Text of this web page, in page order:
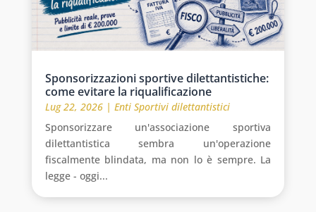
Sponsorizzazioni sportive dilettantistiche:
come evitare la riqualificazione
Lug 22, 2026| Enti Sportivi dilettantistici
Sponsorizzare un'associazione sportiva
dilettantistica sembra un'operazione
fiscalmente blindata, ma non lo è sempre. La
legge - oggi...